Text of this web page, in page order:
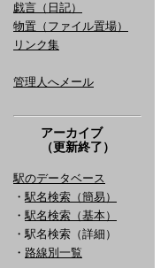
戯言（日記）
物置（ファイル置場）
リンク集
管理人へメール
アーカイブ
（更新終了）
駅のデータベース
・ 駅名検索（簡易）
・ 駅名検索（基本）
・駅名検索（詳細）
・ 路線別一覧